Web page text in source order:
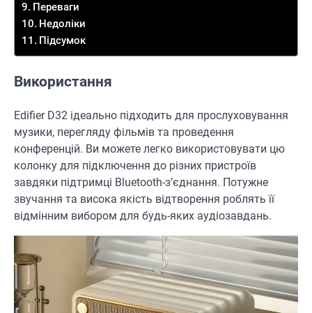
Переваги
Недоліки
Підсумок
Використання
Edifier D32 ідеально підходить для прослуховування
музики, перегляду фільмів та проведення
конференцій. Ви можете легко використовувати цю
колонку для підключення до різних пристроїв
завдяки підтримці Bluetooth-з’єднання. Потужне
звучання та висока якість відтворення роблять її
відмінним вибором для будь-яких аудіозавдань.